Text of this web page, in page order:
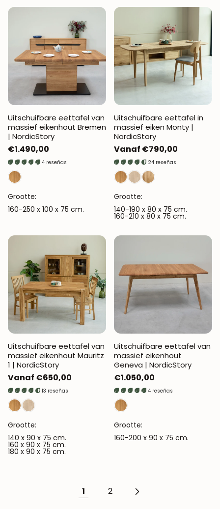
Uitschuifbare eettafel van
massief eikenhout Bremen
| NordicStory
Normale
prijs
€1.490,00
4 reseñas
Grootte:
160-250 x 100 x 75 cm.
Uitschuifbare eettafel in
massief eiken Monty |
NordicStory
Normale
prijs
Vanaf €790,00
24 reseñas
Grootte:
140-190 x 80 x 75 cm.
160-210 x 80 x 75 cm.
Uitschuifbare eettafel van
massief eikenhout Mauritz
1 | NordicStory
Normale
prijs
Vanaf €650,00
13 reseñas
Grootte:
140 x 90 x 75 cm.
160 x 90 x 75 cm.
180 x 90 x 75 cm.
Uitschuifbare eettafel van
massief eikenhout
Geneva | NordicStory
Normale
prijs
€1.050,00
4 reseñas
Grootte:
160-200 x 90 x 75 cm.
1 2